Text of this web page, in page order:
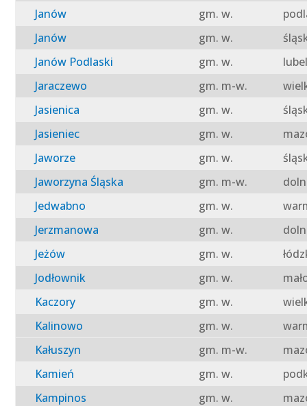
Janów gm. w.
Janów
gm. w.
Janów Podlaski
gm. w.
Jaraczewo
gm. m-w.
Jasienica
gm. w.
Jasieniec
gm. w.
Jaworze
gm. w.
Jaworzyna Śląska
gm. m-w.
Jedwabno
gm. w.
Jerzmanowa
gm. w.
Jeżów
gm. w.
Jodłownik
gm. w.
Kaczory
gm. w.
Kalinowo
gm. w.
Kałuszyn
gm. m-w.
Kamień
gm. w.
Kampinos
gm. w.